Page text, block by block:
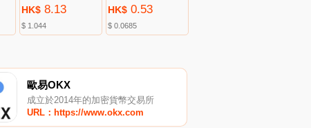
HK$ 8.13
$ 1.044
HK$ 0.53
$ 0.0685
歐易OKX
成立於2014年的加密貨幣交易所
URL：https://www.okx.com